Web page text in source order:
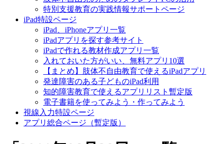
特別支援教育の実践情報サポートページ
iPad特設ページ
iPad、iPhoneアプリ一覧
iPadアプリを探す参考サイト
iPadで作れる教材作成アプリ一覧
入れておいた方がいい、無料アプリ10選
【まとめ】肢体不自由教育で使えるiPadアプリ
発達障害のある子どものiPad利用
知的障害教育で使えるアプリリスト暫定版
電子書籍を使ってみよう・作ってみよう
視線入力特設ページ
アプリ総合ページ（暫定版）